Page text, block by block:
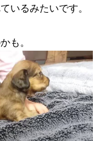
いるみたいです。
も。